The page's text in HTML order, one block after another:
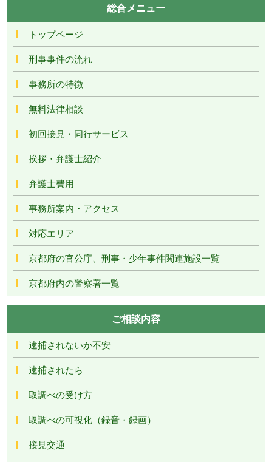
総合メニュー
トップページ
刑事事件の流れ
事務所の特徴
無料法律相談
初回接見・同行サービス
挨拶・弁護士紹介
弁護士費用
事務所案内・アクセス
対応エリア
京都府の官公庁、刑事・少年事件関連施設一覧
京都府内の警察署一覧
ご相談内容
逮捕されないか不安
逮捕されたら
取調べの受け方
取調べの可視化（録音・録画）
接見交通